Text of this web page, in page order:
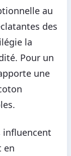
au
des
la
Pour un
une
influencent
en